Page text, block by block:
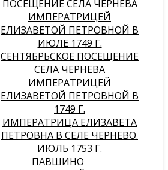
ПОСЕЩЕНИЕ СЕЛА ЧЕРНЕВА
ИМПЕРАТРИЦЕЙ
ЕЛИЗАВЕТОЙ ПЕТРОВНОЙ В
ИЮЛЕ 1749 Г.
СЕНТЯБРЬСКОЕ ПОСЕЩЕНИЕ
СЕЛА ЧЕРНЕВА
ИМПЕРАТРИЦЕЙ
ЕЛИЗАВЕТОЙ ПЕТРОВНОЙ В
1749 Г.
ИМПЕРАТРИЦА ЕЛИЗАВЕТА
ПЕТРОВНА В СЕЛЕ ЧЕРНЕВО.
ИЮЛЬ 1753 Г.
ПАВШИНО